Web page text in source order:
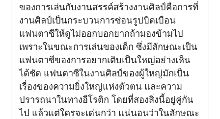
ของการเล่นกับงานสรรค์สร้างงานศิลป์คือการที่
งานศิลป์เป็นกระบวนการซ่อนรูปบิดเบือน
แฟนตาซีให้ดูไม่ออกบอกยากถ้ามองข้ามไป
เพราะในขณะการเล่นของเด็ก ซึ่งมีลักษณะเป็น
แฟนตาซีของการอยากเติบเป็นใหญ่อย่างเห็น
ได้ชัด แฟนตาซีในงานศิลป์ของผู้ใหญ่มักเป็น
เรื่องของความยิ่งใหญ่แห่งตัวตน และความ
ปรารถนาในทางอีโรติก โดยที่สองสิ่งนี้อยู่คู่กัน
ไป แล้วแต่ใครจะเด่นกว่า แน่นอนว่าในลักษณะ